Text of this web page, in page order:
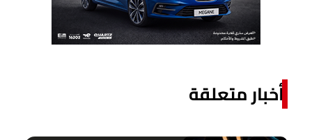
أخبار متعلقة